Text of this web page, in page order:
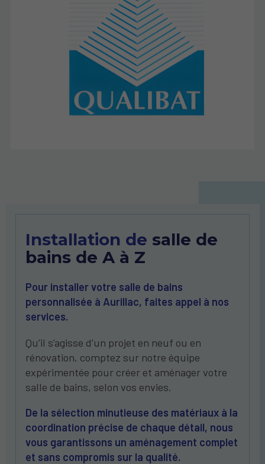
Installation de salle de
bains de A à Z
Pour installer votre salle de bains
personnalisée à Aurillac, faites appel à nos
services.
Qu’il s’agisse d’un projet en neuf ou en
rénovation, comptez sur notre équipe
expérimentée pour créer et aménager votre
salle de bains, selon vos envies.
De la sélection minutieuse des matériaux à la
coordination précise de chaque détail, nous
vous garantissons un aménagement complet
et sans compromis sur la qualité.